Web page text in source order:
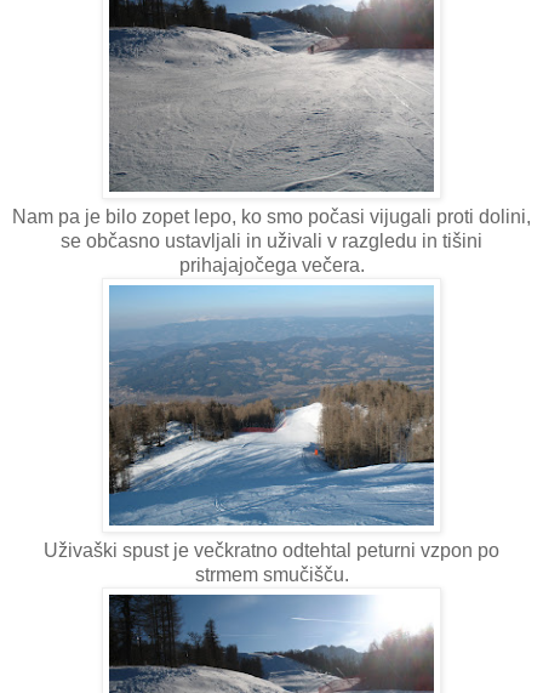
Nam pa je bilo zopet lepo, ko smo počasi vijugali proti dolini,
se občasno ustavljali in uživali v razgledu in tišini
prihajajočega večera.
Uživaški spust je večkratno odtehtal peturni vzpon po
strmem smučišču.